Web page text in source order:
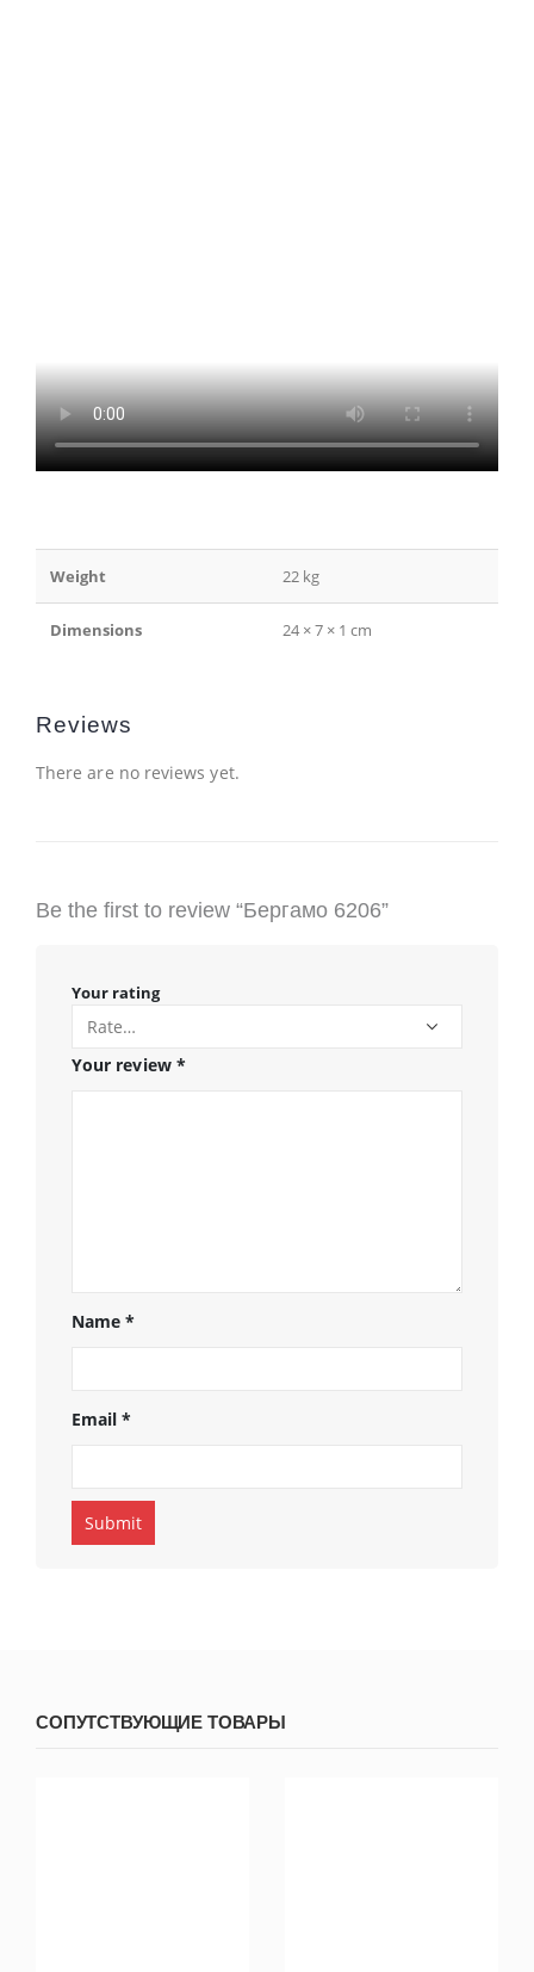
Weight 22 kg
Dimensions 24 × 7 × 1 cm
Reviews
There are no reviews yet.
Be the first to review “Бергамо 6206”
Your rating
Your review *
Name*
Email*
СОПУТСТВУЮЩИЕ ТОВАРЫ